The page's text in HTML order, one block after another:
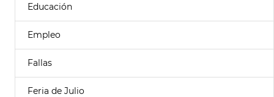
Educación
Empleo
Fallas
Feria de Julio